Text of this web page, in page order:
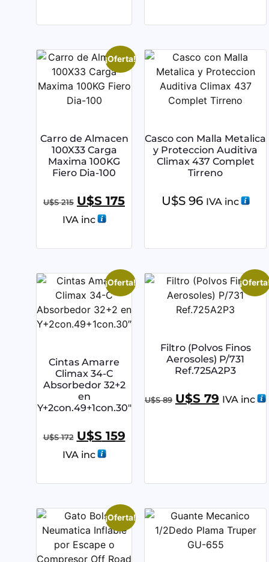
¡Oferta!
Carro de Almacen
100X33 Carga
Maxima 100KG
Fiero Dia-100
U$S215 U$S 175
IVA inc
Casco con Malla Metalica
y Proteccion Auditiva
Climax 437 Complet
Tirreno
U$S96 IVA inc
¡Oferta!
Cintas Amarre
Climax 34-C
Absorbedor 32+2
en
Y+2con.49+1con.30″
U$S172 U$S159
IVA inc
Filtro (Polvos Finos
Aerosoles) P/731
Ref.725A2P3
U$S89 U$S 79 IVA inc
¡Oferta!